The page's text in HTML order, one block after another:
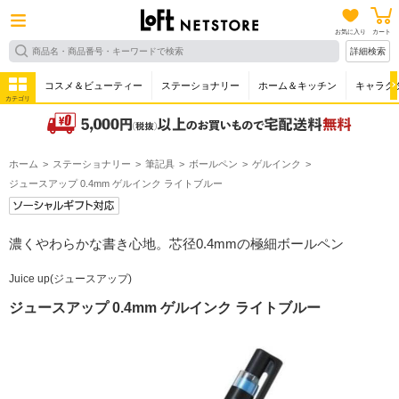
お気に入り カート
詳細検索
カテゴリ
コスメ＆ビューティー ステーショナリー ホーム＆キッチン キャラク
ホーム ステーショナリー 筆記具 ボールペン
ゲルインク
ジュースアップ 0.4mm ゲルインク ライトブルー
濃くやわらかな書き心地。芯径0.4mmの極細ボールペン
Juice up(ジュースアップ)
ジュースアップ 0.4mm ゲルインク ライトブルー